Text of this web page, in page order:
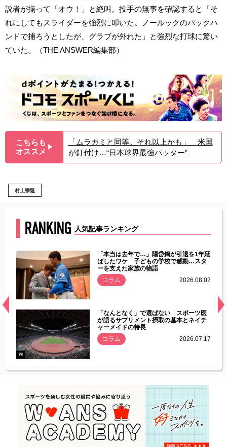
説者が揃って「オウ！」と絶叫。投手の無事を確認すると「そ
れにしてもスライダーを強烈に叩いた。ノールックのバックハ
ンドで捕ろうとしたが、グラブが外れた」と強烈な打球に驚い
ていた。（THE ANSWER編集部）
こちらも
オススメ ▶︎
「ムラカミと同等。それ以上かも」 米国
が釘付け…“日本球界最強バッター”
村上宗隆
RANKING 人気記事ランキング
常
「本当は去年で…」陽岱鋼が引退を1年延
ばしたワケ 子どもの学校で感動…スタ
ーを支えた家族の物語
コラム
2026.08.02
PR
「なんとなく」で選ばない スポーツ医
が語るサプリメント摂取の基本とネイチ
ャーメイドの特長
コラム
2026.07.17